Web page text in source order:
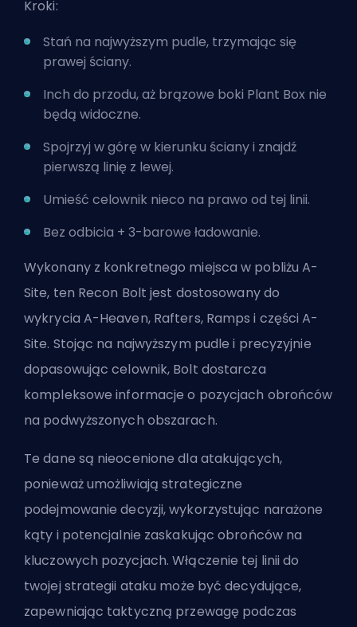
Kroki:
Stań na najwyższym pudle, trzymając się
prawej ściany.
Inch do przodu, aż brązowe boki Plant Box nie
będą widoczne.
Spojrzyj w górę w kierunku ściany i znajdź
pierwszą linię z lewej.
Umieść celownik nieco na prawo od tej linii.
Bez odbicia + 3-barowe ładowanie.
Wykonany z konkretnego miejsca w pobliżu A-
Site, ten Recon Bolt jest dostosowany do
wykrycia A-Heaven, Rafters, Ramps i części A-
Site. Stojąc na najwyższym pudle i precyzyjnie
dopasowując celownik, Bolt dostarcza
kompleksowe informacje o pozycjach obrońców
na podwyższonych obszarach.
Te dane są nieocenione dla atakujących,
ponieważ umożliwiają strategiczne
podejmowanie decyzji, wykorzystując narażone
kąty i potencjalnie zaskakując obrońców na
kluczowych pozycjach. Włączenie tej linii do
twojej strategii ataku może być decydujące,
zapewniając taktyczną przewagę podczas